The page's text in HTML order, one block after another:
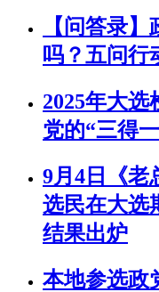
【问答录
吗？五问行
2025年大
党的“三得
9月4日《老
选民在大选
结果出炉
本地参选政